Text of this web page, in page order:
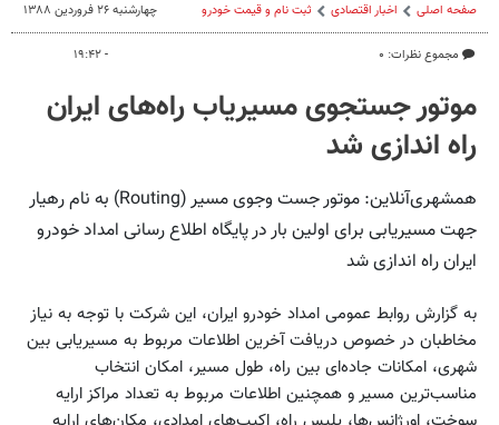
صفحه اصلی اخبار اقتصادی ثبت نام و قیمت خودرو
مجموع نظرات: ۰
چهارشنبه ۲۶ فروردین ۱۳۸۸
- ۱۹:۴۲
موتور جستجوی مسیریاب راه‌های ایران
راه اندازی شد
همشهری‌آنلاین: موتور جست وجوی مسیر (Routing) به نام رهیار
جهت مسیریابی برای اولین بار در پایگاه اطلاع رسانی امداد خودرو
ایران راه اندازی شد
به گزارش روابط عمومی امداد خودرو ایران، این شرکت با توجه به نیاز
مخاطبان در خصوص دریافت آخرین اطلاعات مربوط به مسیریابی بین
شهری، امکانات جاده‌ای بین راه، طول مسیر، امکان انتخاب
مناسب‌ترین مسیر و همچنین اطلاعات مربوط به تعداد مراکز ارایه